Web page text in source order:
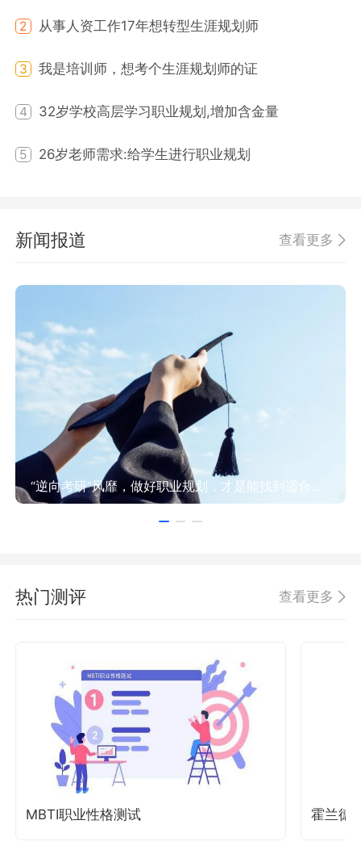
2 从事人资工作17年想转型生涯规划师
3 我是培训师，想考个生涯规划师的证
4 32岁学校高层学习职业规划,增加含金量
5 26岁老师需求:给学生进行职业规划
新闻报道 查看更多
“逆向考研”风靡，做好职业规划，才是能找到适合方向！
热门测评 查看更多
MBTI职业性格测试 霍兰德